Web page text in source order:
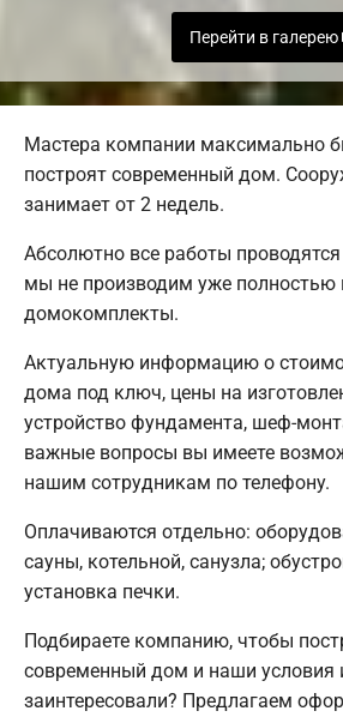
Перейти в галерею
Мастера компании максимально
построят современный дом.
занимает от 2 недель.
Абсолютно все работы
мы не производим уже полностью
домокомплекты.
Актуальную информацию о
дома под ключ, цены на
устройство фундамента, шеф-
важные вопросы вы имеете
нашим сотрудникам по телефону.
Оплачиваются отдельно:
сауны, котельной, санузла;
установка печки.
Подбираете компанию, чтобы
современный дом и наши условия
заинтересовали? Предлагаем